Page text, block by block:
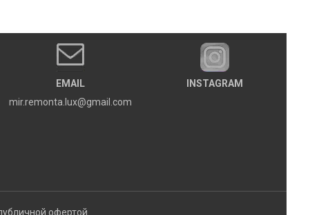
EMAIL
mir.remonta.lux@gmail.com
INSTAGRAM
офертой.